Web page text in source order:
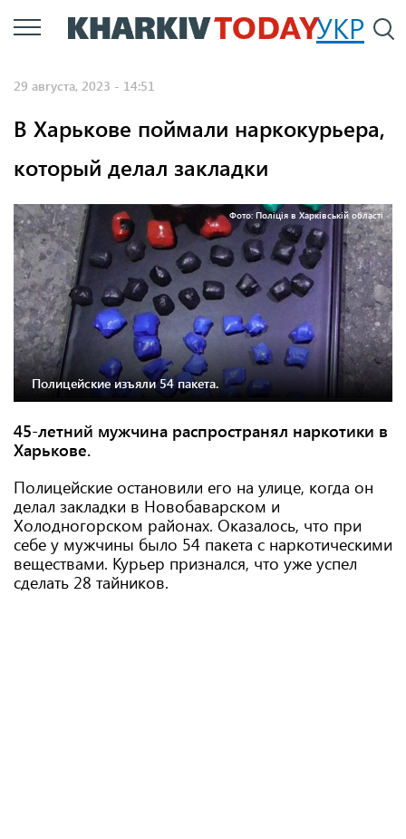
Перейти
к
УКР
29 августа, 2023 - 14:51
В Харькове поймали наркокурьера,
который делал закладки
Фото: Поліція в Харківській області
Полицейские изъяли 54 пакета.
45-летний мужчина распространял наркотики в
Харькове.
Полицейские остановили его на улице, когда он
делал закладки в Новобаварском и
Холодногорском районах. Оказалось, что при
себе у мужчины было 54 пакета с наркотическими
веществами. Курьер признался, что уже успел
сделать 28 тайников.